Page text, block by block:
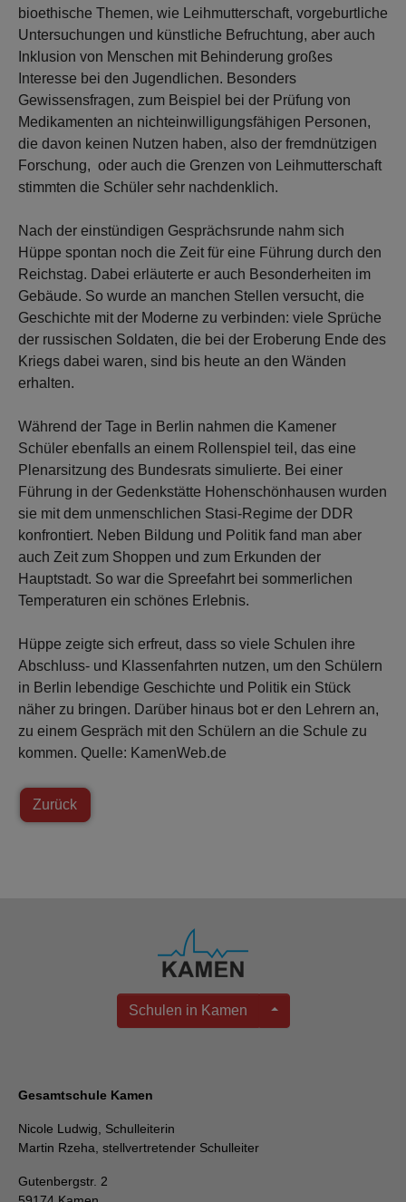
bioethische Themen, wie Leihmutterschaft, vorgeburtliche
Untersuchungen und künstliche Befruchtung, aber auch
Inklusion von Menschen mit Behinderung großes
Interesse bei den Jugendlichen. Besonders
Gewissensfragen, zum Beispiel bei der Prüfung von
Medikamenten an nichteinwilligungsfähigen Personen,
die davon keinen Nutzen haben, also der fremdnützigen
Forschung, oder auch die Grenzen von Leihmutterschaft
stimmten die Schüler sehr nachdenklich.
Nach der einstündigen Gesprächsrunde nahm sich
Hüppe spontan noch die Zeit für eine Führung durch den
Reichstag. Dabei erläuterte er auch Besonderheiten im
Gebäude. So wurde an manchen Stellen versucht, die
Geschichte mit der Moderne zu verbinden: viele Sprüche
der russischen Soldaten, die bei der Eroberung Ende des
Kriegs dabei waren, sind bis heute an den Wänden
erhalten.
Während der Tage in Berlin nahmen die Kamener
Schüler ebenfalls an einem Rollenspiel teil, das eine
Plenarsitzung des Bundesrats simulierte. Bei einer
Führung in der Gedenkstätte Hohenschönhausen wurden
sie mit dem unmenschlichen Stasi-Regime der DDR
konfrontiert. Neben Bildung und Politik fand man aber
auch Zeit zum Shoppen und zum Erkunden der
Hauptstadt. So war die Spreefahrt bei sommerlichen
Temperaturen ein schönes Erlebnis.
Hüppe zeigte sich erfreut, dass so viele Schulen ihre
Abschluss- und Klassenfahrten nutzen, um den Schülern
in Berlin lebendige Geschichte und Politik ein Stück
näher zu bringen. Darüber hinaus bot er den Lehrern an,
zu einem Gespräch mit den Schülern an die Schule zu
kommen. Quelle: KamenWeb.de
Zurück
Schulen in Kamen
Gesamtschule Kamen
Nicole Ludwig, Schulleiterin
Martin Rzeha, stellvertretender Schulleiter
Gutenbergstr. 2